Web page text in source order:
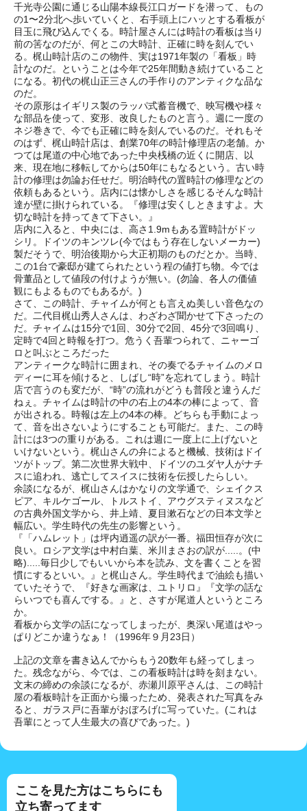
千光寺公園に通じる山陽本線長江口ガードを潜って、もの
の1〜2分北へ歩いていくと、右手頭上にハッとする看板が
目玉に飛び込んでくる。時計屋さんには時計の看板は当り
前の筈なのだが、何とこの大時計、正確に時を刻んでい
る。梶山時計店のこの物件、実は1971年製の「看板」時
計なのだ。ということは今年で25年間動き続けていること
になる。初代の梶山正三さんの手作りのアンティクな品な
のだ。
その原形はイギリス製のラッパ式蓄音機で、映写機や様々
な部品を使って、変形、改良したものと言う。週に一度の
ネジ巻きで、今でも正確に時を刻んでいるのだ。それもそ
のはず、梶山時計店は、創業70年の時計修理店の老舗。か
つては尾道の中心地であった中央桟橋の近くに開店、以
来、現在地に移転してからは50年にもなるという。古い時
計の修理は勿論お任せだ。明治時代の置時計の修理などの
依頼もあるという。店内には懐かしさを感じるそんな時計
達が壁に掛けられている。『修理は安くしときますよ。大
切な時計を持ってきて下さい。』
店内に入ると、中央には、高さ1.9mもある置時計がドッ
シリ。ドイツのキンツレ(今ではもう存在しないメーカー)
製だそうで、明治後期から大正初期のものだとか。当時、
この1台で豪邸が建てられたという程の値打ち物。今では
骨董品として値段の付けようが無い。(勿論、各人の価値
観にもよるものでもあるが。)
さて、この時計、チャイムが何とも言えぬ美しい音色なの
だ。二代目梶山秀人さんは、わざわざ聞かせて下さったの
だ。チャイムは15分で1回、30分で2回、45分で3回鳴り、
定時で4回と時報を打つ。危うく吾輩つられて、ニャーゴ
ロと叫ぶところだった
アンティークな時計に囲まれ、その奏でるチャイムのメロ
ディーに耳を傾けると、しばし“時”を忘れてしまう。時計
店で言うのも変だが、“時”の流れがどうも普段と違うんだ
ねぇ。チャイムは時計の中の右上の4本の棒によって、音
が出される。時報は左上の4本の棒。どちらも手動によっ
て、音を出さないようにすることも可能だ。また、この時
計には3つの重りがある。これは週に一度上に上げないと
いけないという。梶山さんの弁によると機械、技術はドイ
ツがトップ。第二次世界大戦中、ドイツのユダヤ人がナチ
スに追われ、逃亡してスイスに技術を伝授したらしい。
余談になるが、梶山さんはかなりの文学通で、シェイクス
ピア、キルケゴール、トルストイ、アウグスティヌスなど
の古典外国文学から、井上靖、夏目漱石などの日本文学と
幅広い。学生時代の先生の影響という。
『「ハムレット」は坪内逍遥の訳が一番。福田恒存が次に
良い。ロシア文学は中村白葉、米川まさおの訳が.....。(中
略).....毎日少しでもいいから本を読み、文を書くことを習
慣にするといい。』と梶山さん。学生時代まで油絵も描い
ていたそうで、『好きな画家は、ユトリロ』『文学の話な
らいつでも喜んでする。』と、さすが尾道人というところ
か。
看板から文学の話になってしまったが、奥深い尾道はやっ
ぱりどこか違うなぁ！（1996年９月23日）
上記の文章を書き込んでからもう20数年も経ってしまっ
た。残念ながら、今では、この看板時計は時を刻まない。
文末の締めの余談になるが、赤瀬川原平さんは、この時計
屋の看板時計を正面から撮ったため、発表された写真をみ
ると、ガラス戸に吾輩がおぼろげに写っていた。(これは
吾輩にとって人生最大の喜びであった。)
ここを見た方はこちらにも
立ち寄ってます